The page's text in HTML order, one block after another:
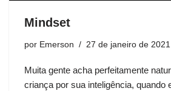
Mindset
por Emerson 27 de janeiro de 2021
Muita gente acha perfeitamente
criança por sua inteligência, quando